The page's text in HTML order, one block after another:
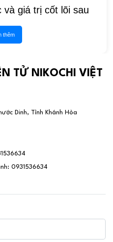
và giá trị cốt lõi sau
thêm
TỬ NIKOCHI VIỆT
Dinh, Tỉnh Khánh Hòa
0931536634